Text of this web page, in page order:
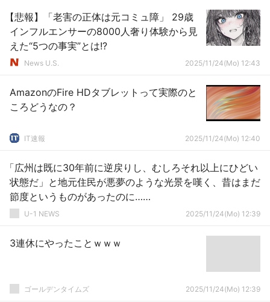
【悲報】「老害の正体は元コミュ障」 29歳
インフルエンサーの8000人奢り体験から見
えた“5つの事実”とは!?
News U.S. 2025/11/24(Mo) 12:43
AmazonのFire HDタブレットって実際のと
ころどうなの？
IT速報 2025/11/24(Mo) 12:40
「広州は既に30年前に逆戻りし、むしろそれ以上にひどい
状態だ」と地元住民が悪夢のような光景を嘆く、昔はまだ
節度というものがあったのに……
U-1 NEWS 2025/11/24(Mo) 12:39
3連休にやったことｗｗｗ
ゴールデンタイムズ 2025/11/24(Mo) 12:39